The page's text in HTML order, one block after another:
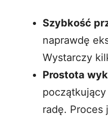
Szybkość
naprawdę
Wystarczy
Prostota
radę. Proces